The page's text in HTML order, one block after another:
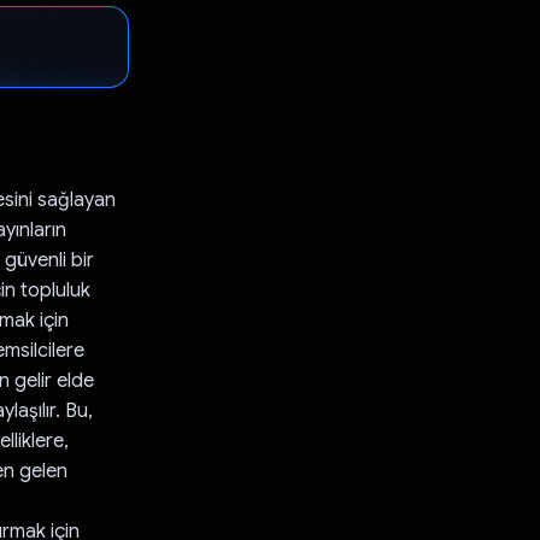
sağlayan
bir
topluluk
için
gelir elde
Bu,
gelen
için